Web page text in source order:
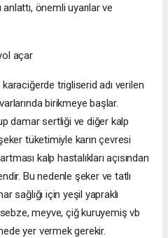
önemli uyarılar ve
açar
trigliserid adı verilen
birikmeye başlar.
damar sertliği ve diğer kalp
tüketimiyle karın çevresi
kalp hastalıkları açısından
Bu nedenle şeker ve tatlı
sağlığı için yeşil yapraklı
meyve, çiğ kuruyemiş vb
yer vermek gerekir.